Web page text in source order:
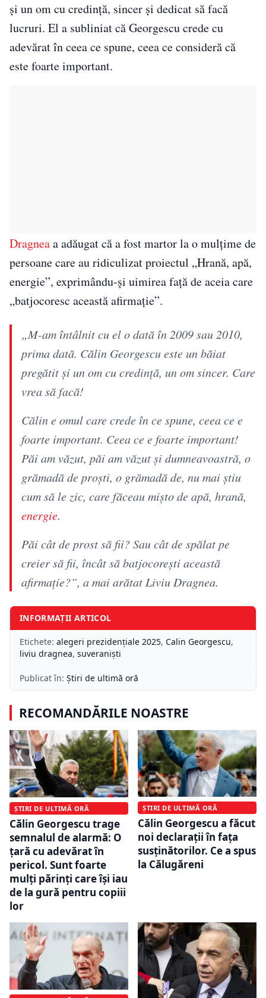
și un om cu credință, sincer și dedicat să facă
lucruri. El a subliniat că Georgescu crede cu
adevărat în ceea ce spune, ceea ce consideră că
este foarte important.
Dragneaa adăugat că a fost martor la o mulțime de
persoane care au ridiculizat proiectul „Hrană, apă,
energie”, exprimându-și uimirea față de aceia care
„batjocoresc această afirmație”.
„M-am întâlnit cu el o dată în 2009 sau 2010,
prima dată. Călin Georgescu este un băiat
pregătit și un om cu credință, un om sincer. Care
vrea să facă!
Călin e omul care crede în ce spune, ceea ce e
foarte important. Ceea ce e foarte important!
Păi am văzut, păi am văzut și dumneavoastră, o
grămadă de proști, o grămadă de, nu mai știu
cum să le zic, care făceau mișto de apă, hrană,
energie.
Păi cât de prost să fii? Sau cât de spălat pe
creier să fii, încât să batjocorești această
afirmație?”, a mai arătat Liviu Dragnea.
INFORMAȚII ARTICOL
Etichete: alegeri prezidențiale 2025, Calin Georgescu,
liviu dragnea, suveraniști
Publicat în: Știri de ultimă oră
RECOMANDĂRILE NOASTRE
ȘTIRI DE ULTIMĂ ORĂ
Călin Georgescu trage
semnalul de alarmă: O
țară cu adevărat în
pericol. Sunt foarte
mulți părinți care își iau
de la gură pentru copiii
lor
ȘTIRI DE ULTIMĂ ORĂ
Călin Georgescu a făcut
noi declarații în fața
susținătorilor. Ce a spus
la Călugăreni